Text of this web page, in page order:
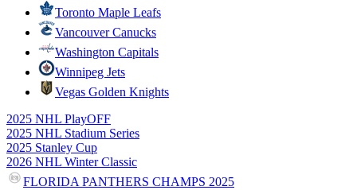
Toronto Maple Leafs
Vancouver Canucks
Washington Capitals
Winnipeg Jets
Vegas Golden Knights
2025 NHL PlayOFF
2025 NHL Stadium Series
2025 Stanley Cup
2026 NHL Winter Classic
FLORIDA PANTHERS CHAMPS 2025